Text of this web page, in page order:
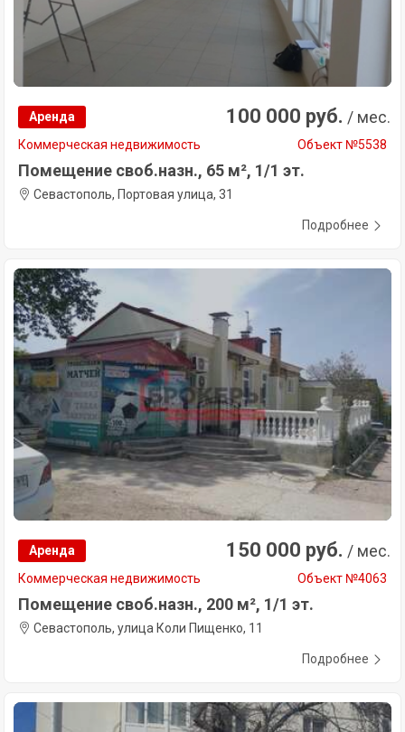
Аренда 100 000 руб. / мес.
Коммерческая недвижимость Объект №5538
Помещение своб.назн., 65 м², 1/1 эт.
Севастополь, Портовая улица, 31
Подробнее
Аренда 150 000 руб. / мес.
Коммерческая недвижимость Объект №4063
Помещение своб.назн., 200 м², 1/1 эт.
Севастополь, улица Коли Пищенко, 11
Подробнее